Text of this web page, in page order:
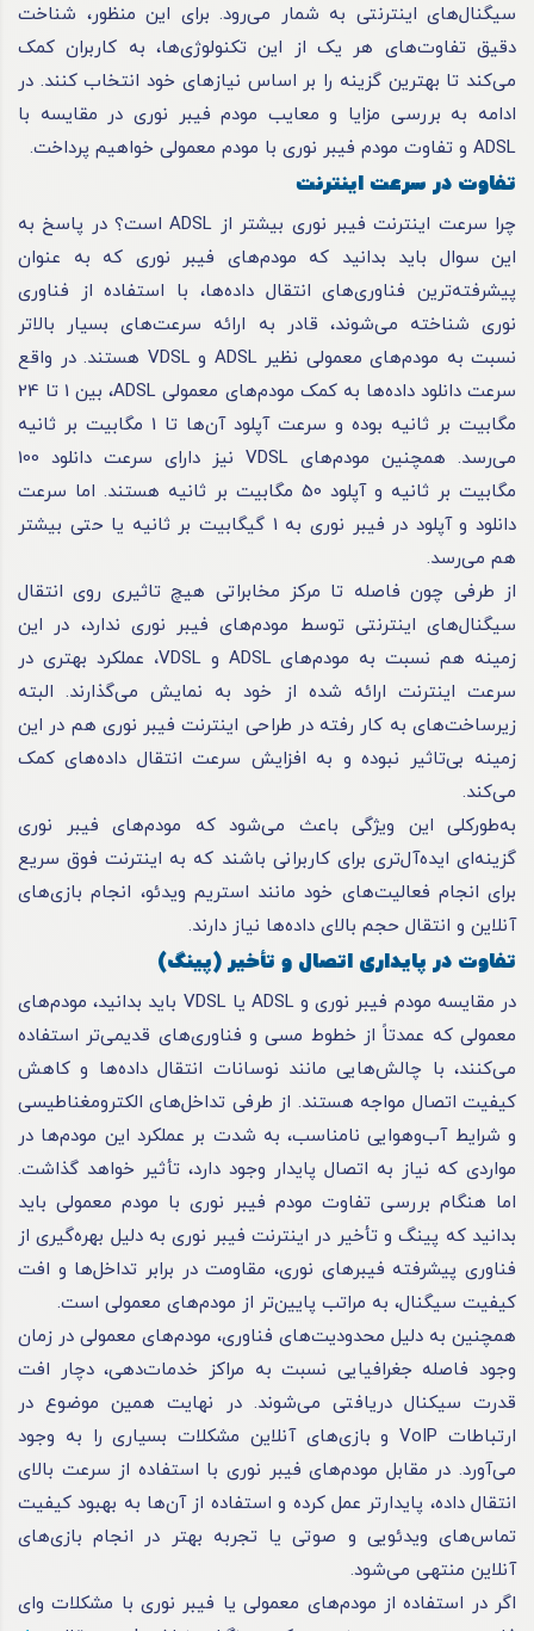
سیگنال‌های اینترنتی به شمار می‌رود. برای این منظور، شناخت
دقیق تفاوت‌های هر یک از این تکنولوژی‌ها، به کاربران کمک
می‌کند تا بهترین گزینه را بر اساس نیازهای خود انتخاب کنند. در
ادامه به بررسی مزایا و معایب مودم فیبر نوری در مقایسه با
ADSL و تفاوت مودم فیبر نوری با مودم معمولی خواهیم پرداخت.
تفاوت در سرعت اینترنت
چرا سرعت اینترنت فیبر نوری بیشتر از ADSL است؟ در پاسخ به
این سوال باید بدانید که مودم‌های فیبر نوری که به عنوان
پیشرفته‌ترین فناوری‌های انتقال داده‌ها، با استفاده از فناوری
نوری شناخته می‌شوند، قادر به ارائه سرعت‌های بسیار بالاتر
نسبت به مودم‌های معمولی نظیر ADSL و VDSL هستند. در واقع
سرعت ‌دانلود داده‌ها به کمک مودم‌های معمولی ADSL، بین 1 تا 24
مگابیت بر ثانیه بوده و سرعت آپلود آن‌ها تا 1 مگابیت بر ثانیه
می‌رسد. همچنین مودم‌های VDSL نیز دارای سرعت دانلود 100
مگابیت بر ثانیه و آپلود 50 مگابیت بر ثانیه هستند. اما سرعت
دانلود و آپلود در فیبر نوری به 1 گیگابیت بر ثانیه یا حتی بیشتر
هم می‌رسد.
از طرفی چون فاصله تا مرکز مخابراتی هیچ تاثیری روی انتقال
سیگنال‌های اینترنتی توسط مودم‌های فیبر نوری ندارد، در این
ز‌مینه هم نسبت به مودم‌های ADSL و VDSL
، عملکرد بهتری در
سرعت اینترنت ارائه شده از خود به نمایش می‌گذارند. البته
زیرساخت‌‌های به کار رفته در طراحی اینترنت فیبر نوری هم در این
زمینه بی‌تاثیر نبوده و به افزایش سرعت انتقال داده‌های کمک
می‌کند.
به‌طورکلی این ویژگی باعث می‌شود که مودم‌های فیبر نوری
گزینه‌ای ایده‌آل‌تری برای کاربرانی باشند که به اینترنت فوق سریع
برای انجام فعالیت‌های خود مانند استریم ویدئو، انجام بازی‌های
آنلاین و انتقال حجم بالای داده‌ها نیاز دارند.
تفاوت در پایداری اتصال و تأخیر (پینگ)
در مقایسه مودم فیبر نوری و ADSL یا VDSL باید بدانید، مودم‌های
معمولی که عمدتاً از خطوط مسی و فناوری‌های قدیمی‌تر استفاده
می‌کنند، با چالش‌هایی مانند نوسانات انتقال داده‌ها و کاهش
کیفیت اتصال مواجه هستند. از طرفی تداخل‌های الکترومغناطیسی
و شرایط آب‌وهوایی نامناسب، به شدت بر عملکرد این مودم‌ها در
مواردی که نیاز به اتصال پایدار وجود دارد، تأثیر خواهد گذاشت.
اما هنگام بررسی تفاوت مودم فیبر نوری با مودم معمولی باید
بدانید که پینگ و تأخیر در اینترنت فیبر نوری به دلیل بهره‌گیری از
فناوری پیشرفته فیبرهای نوری، مقاومت در برابر تداخل‌ها و افت
کیفیت سیگنال، به مراتب پایین‌تر از مودم‌های معمولی است.
همچنین به دلیل محدودیت‌های فناوری، مودم‌های معمولی در زمان
وجود فاصله جغرافیایی نسبت به مراکز خدمات‌دهی، دچار افت
قدرت سیکنال‌ دریافتی می‌شوند. در نهایت همین موضوع در
ارتباطات VoIP و بازی‌های آنلاین مشکلات بسیاری را به وجود
می‌آورد. در مقابل مودم‌های فیبر نوری با استفاده از سرعت بالای
انتقال داده، پایدارتر عمل کرده و استفاده از آن‌ها به بهبود کیفیت
تماس‌های ویدئویی و صوتی یا تجربه بهتر در انجام بازی‌های
آنلاین منتهی می‌شود.
اگر در استفاده از مودم‌های معمولی یا فیبر نوری با مشکلات وای